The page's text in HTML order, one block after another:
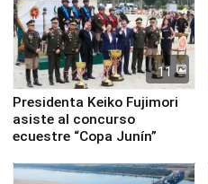
11
Presidenta Keiko Fujimori
asiste al concurso
ecuestre “Copa Junín”